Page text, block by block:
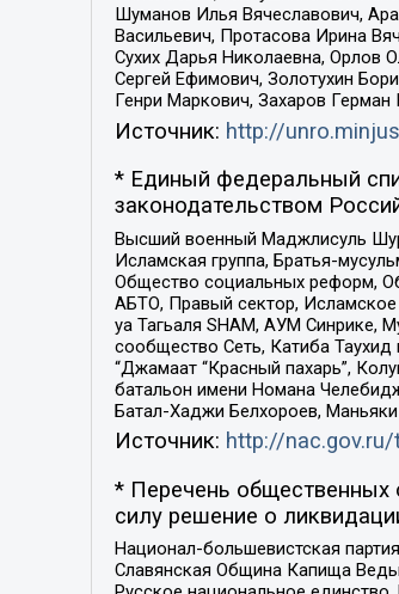
Шуманов Илья Вячеславович,
Васильевич, Протасова Ирина
Сухих Дарья Николаевна, Орлов
Сергей Ефимович, Золотухин
Генри Маркович, Захаров Герман
Источник: http://
* Единый федеральный
законодательством
Высший военный Маджлисуль
Исламская группа, Братья-
Общество социальных реформ,
АБТО, Правый сектор,
уа Тагьаля SHAM, АУМ Синрике,
сообщество Сеть, Катиба
“Джамаат “Красный пахарь”,
батальон имени Номана
Батал-Хаджи Белхороев,
Источник: http://
* Перечень общественных
силу решение о
Национал-большевистская
Славянская Община Капища